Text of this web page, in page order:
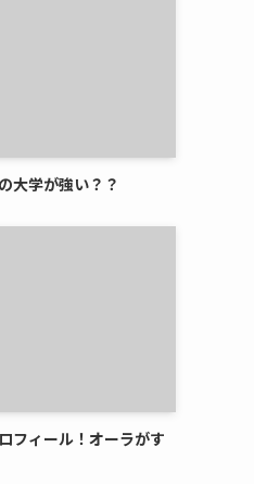
大学が強い？？
フィール！オーラがす